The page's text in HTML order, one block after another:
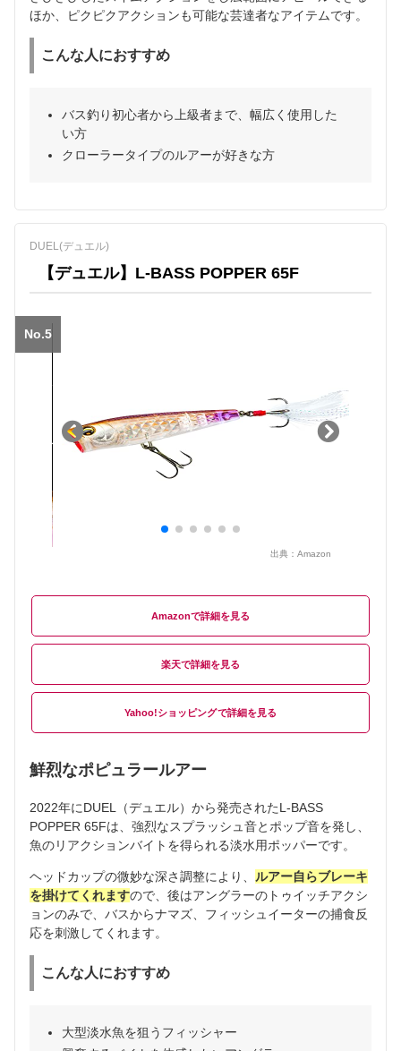
ほか、ピクピクアクションも可能な芸達者なアイテムです。
こんな人におすすめ
バス釣り初心者から上級者まで、幅広く使用した
い方
クローラータイプのルアーが好きな方
DUEL(デュエル)
【デュエル】L-BASS POPPER 65F
No.5
出典： Amazon
Amazon
楽天
Yahoo!ショッピング
鮮烈なポピュラールアー
2022年にDUEL（デュエル）から発売されたL-BASS
POPPER 65Fは、強烈なスプラッシュ音とポップ音を発し、
魚のリアクションバイトを得られる淡水用ポッパーです。
ヘッドカップの微妙な深さ調整により、 ルアー自らブレーキ
を掛けてくれますので、後はアングラーのトゥイッチアクシ
ョンのみで、バスからナマズ、フィッシュイーターの捕食反
応を刺激してくれます。
こんな人におすすめ
大型淡水魚を狙うフィッシャー